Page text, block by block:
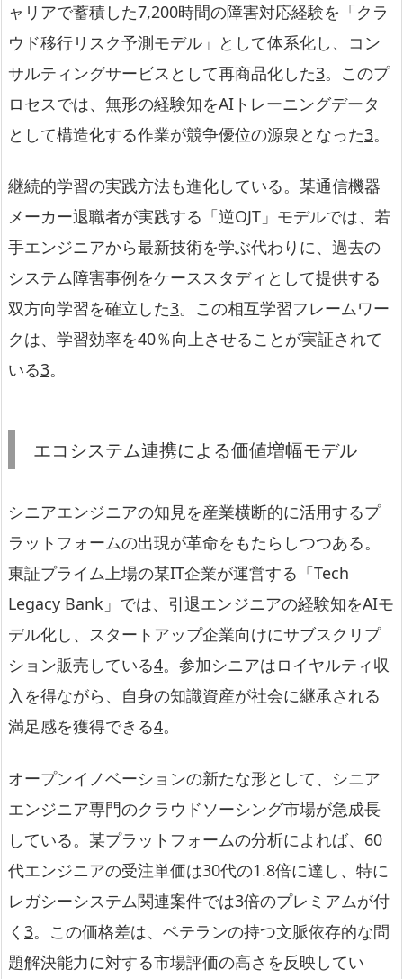
ャリアで蓄積した7,200時間の障害対応経験を「クラ
ウド移行リスク予測モデル」として体系化し、コン
サルティングサービスとして再商品化した3。このプ
ロセスでは、無形の経験知をAIトレーニングデータ
として構造化する作業が競争優位の源泉となった3。
継続的学習の実践方法も進化している。某通信機器
メーカー退職者が実践する「逆OJT」モデルでは、若
手エンジニアから最新技術を学ぶ代わりに、過去の
システム障害事例をケーススタディとして提供する
双方向学習を確立した3。この相互学習フレームワー
クは、学習効率を40％向上させることが実証されて
いる3。
エコシステム連携による価値増幅モデル
シニアエンジニアの知見を産業横断的に活用するプ
ラットフォームの出現が革命をもたらしつつある。
東証プライム上場の某IT企業が運営する「Tech
Legacy Bank」では、引退エンジニアの経験知をAIモ
デル化し、スタートアップ企業向けにサブスクリプ
ション販売している4。参加シニアはロイヤルティ収
入を得ながら、自身の知識資産が社会に継承される
満足感を獲得できる4。
オープンイノベーションの新たな形として、シニア
エンジニア専門のクラウドソーシング市場が急成長
している。某プラットフォームの分析によれば、60
代エンジニアの受注単価は30代の1.8倍に達し、特に
レガシーシステム関連案件では3倍のプレミアムが付
く 3。この価格差は、ベテランの持つ文脈依存的な問
題解決能力に対する市場評価の高さを反映してい